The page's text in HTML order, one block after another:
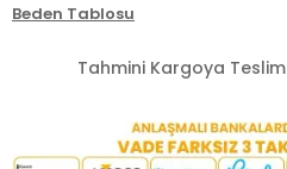
Beden Tablosu
Tahmini Kargoya Teslim